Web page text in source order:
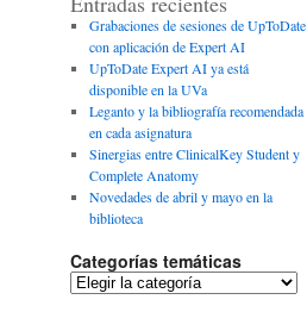
Grabaciones de sesiones de UpToDate
con aplicación de Expert AI
UpToDate Expert AI ya está
disponible en la UVa
Leganto y la bibliografía recomendada
en cada asignatura
Sinergias entre ClinicalKey Student y
Complete Anatomy
Novedades de abril y mayo en la
biblioteca
Categorías temáticas
Categorías